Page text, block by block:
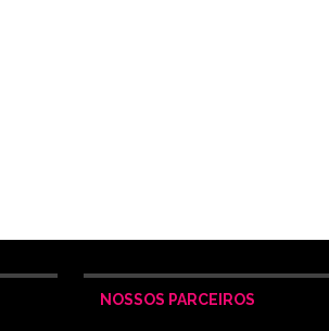
NOSSOS PARCEIROS